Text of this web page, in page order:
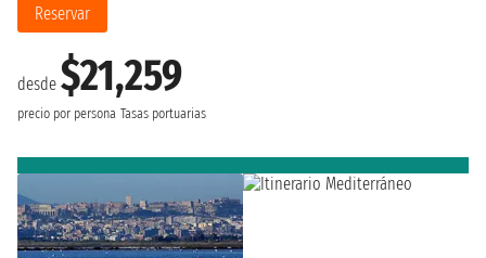
desde $21,259
precio por persona Tasas portuarias
Reservar